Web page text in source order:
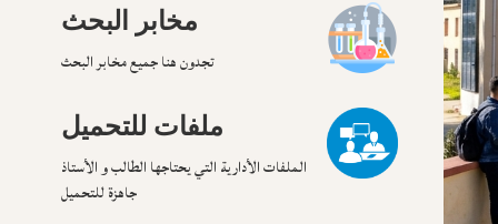
مخابر البحث
تجدون هنا جميع مخابر البحث
ملفات للتحميل
الملفات الأدارية التي يحتاجها الطالب و الأستاذ
جاهزة للتحميل